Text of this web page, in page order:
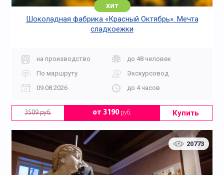
По профориентации Познавательные
хит
Шоколадная фабрика «Красный Октябрь». Мечта
сладкоежки
на производство
до 48 человек
По маршруту
Экскурсовод
09.08.2026
до 4 часов
3509 руб. от 3190руб. Купить
20773